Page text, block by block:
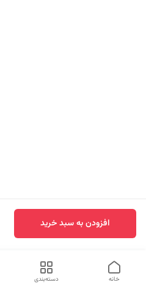
افزودن به سبد خرید
دسته‌بندی خانه